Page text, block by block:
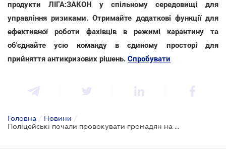
продукти ЛІГА:ЗАКОН у спільному середовищі для
управління ризиками. Отримайте додаткові функції для
ефективної роботи фахівців в режимі карантину та
об'єднайте усю команду в єдиному просторі для
прийняття антикризових рішень. Спробувати
Головна / Новини /
Поліцейські почали провокувати громадян на порушення правил карантину: рішення суду